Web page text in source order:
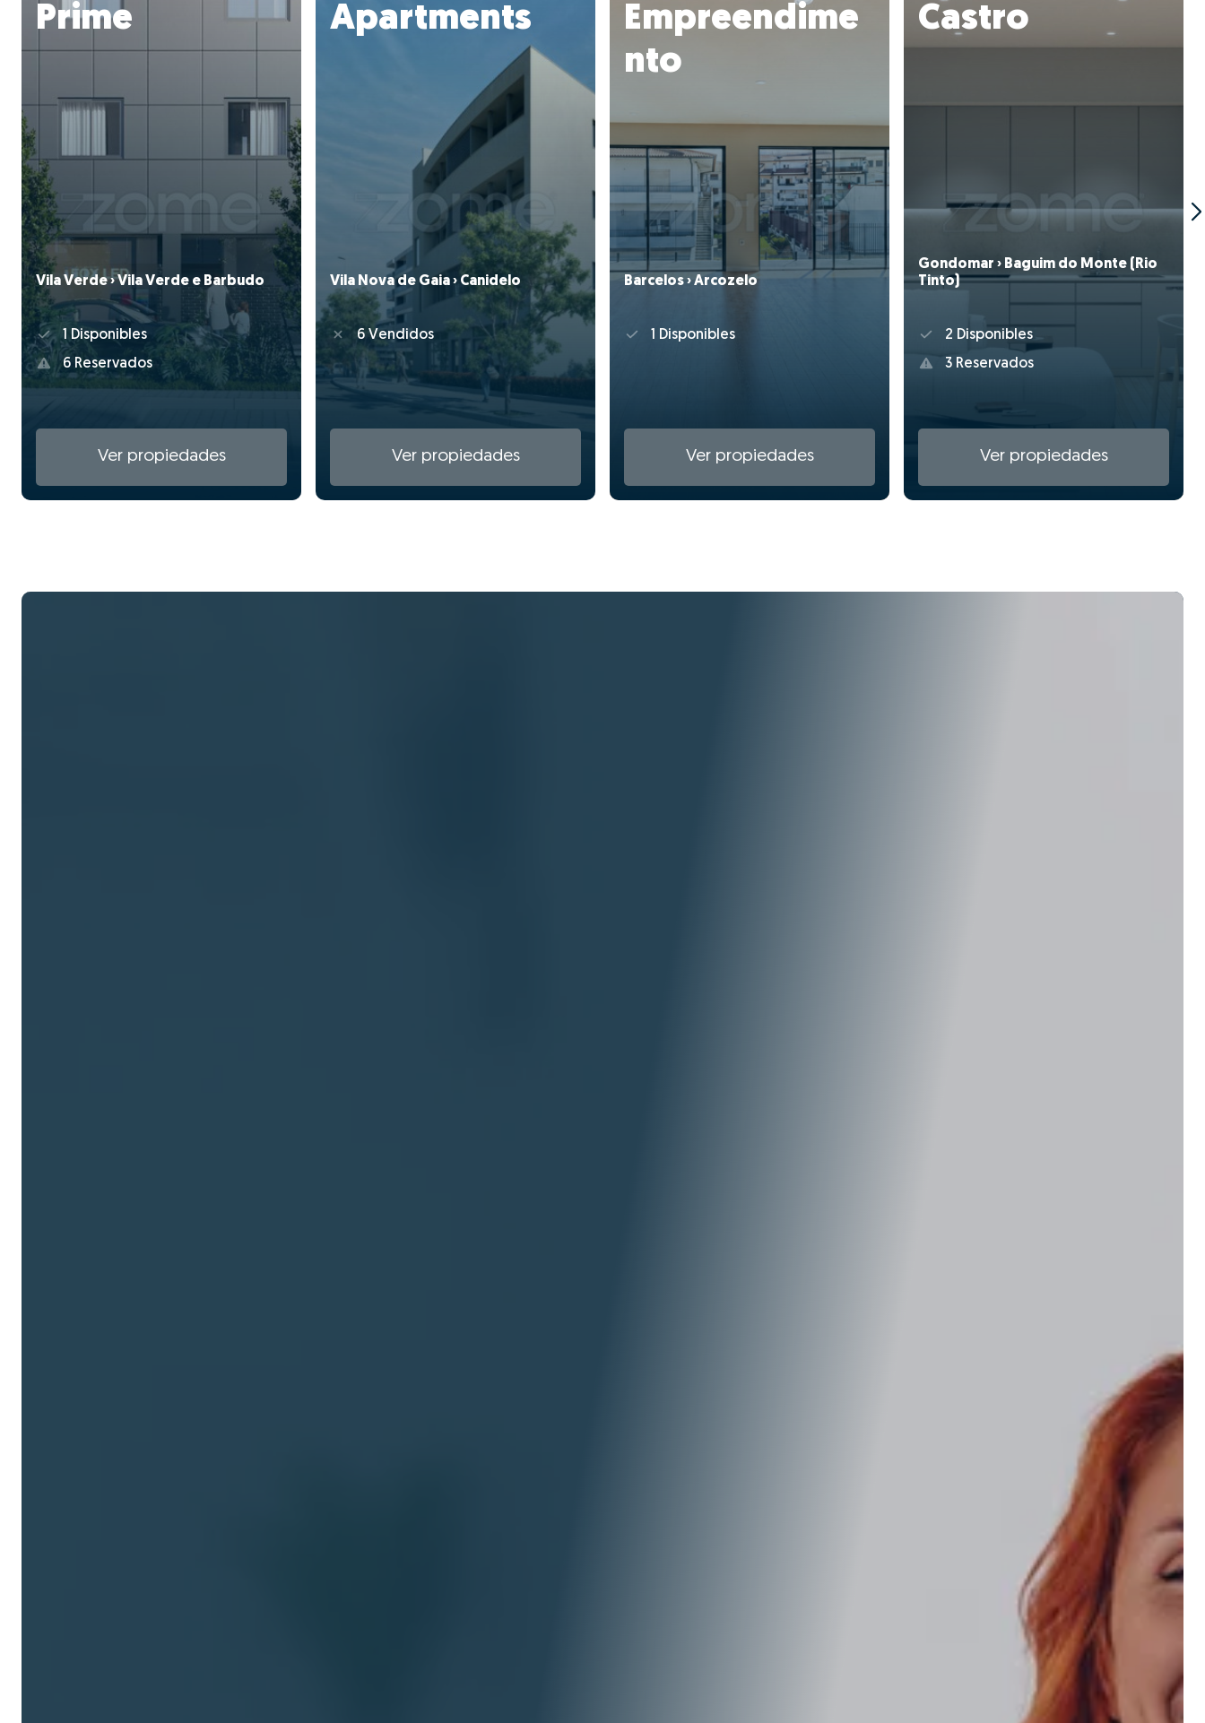
Prime
Vila Verde › Vila Verde e Barbudo
1 Disponibles
6 Reservados
Ver propiedades
Apartments
Vila Nova de Gaia › Canidelo
6 Vendidos
Ver propiedades
Empreendime
nto
Barcelos › Arcozelo
1 Disponibles
Ver propiedades
Castro
Gondomar › Baguim do Monte (Rio
Tinto)
2 Disponibles
3 Reservados
Ver propiedades